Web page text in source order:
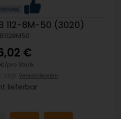
112-8M-50 (3020)
€
pro Stück
Versandkosten
lieferbar